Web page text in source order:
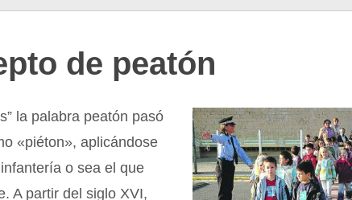
de peatón
la palabra peatón pasó
«piéton», aplicándose
o sea el que
A partir del siglo XVI,